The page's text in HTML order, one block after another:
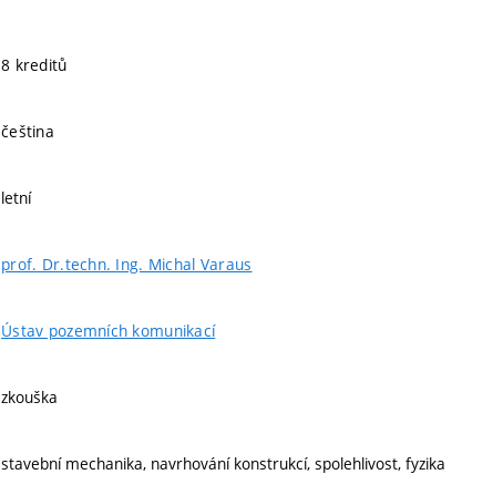
8 kreditů
čeština
letní
prof. Dr.techn. Ing. Michal Varaus
Ústav pozemních komunikací
zkouška
stavební mechanika, navrhování konstrukcí, spolehlivost, fyzika